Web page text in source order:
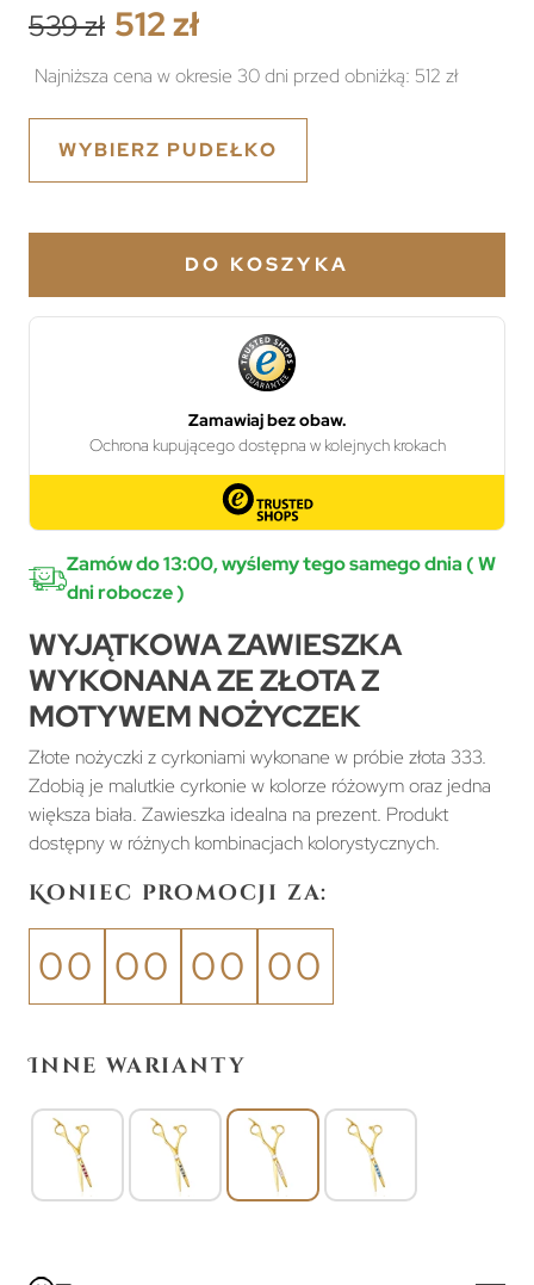
539 zł 512 zł
Najniższa cena w okresie 30 dni przed obniżką: 512 zł
WYBIERZ PUDEŁKO
DO KOSZYKA
Zamów do 13:00, wyślemy tego samego dnia ( W
dni robocze )
WYJĄTKOWA ZAWIESZKA
WYKONANA ZE ZŁOTA Z
MOTYWEM NOŻYCZEK
Złote nożyczki z cyrkoniami wykonane w próbie złota 333.
Zdobią je malutkie cyrkonie w kolorze różowym oraz jedna
większa biała. Zawieszka idealna na prezent. Produkt
dostępny w różnych kombinacjach kolorystycznych.
Koniec promocji za:
00 00 00 00
Inne warianty